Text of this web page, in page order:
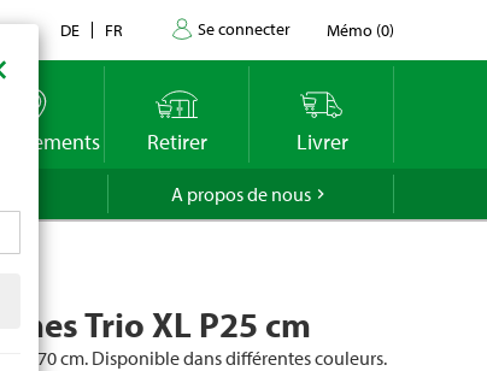
DE FR Se connecter Mémo (0)
Retirer Livrer
A propos de nous
Trio XL P25 cm
à 70 cm. Disponible dans différentes couleurs.